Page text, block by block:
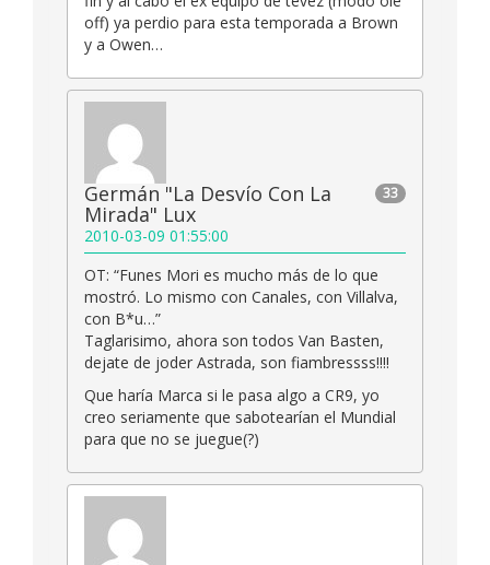
off) ya perdio para esta temporada a Brown
y a Owen…
33
Germán "La Desvío Con La
Mirada" Lux
2010-03-09 01:55:00
OT: “Funes Mori es mucho más de lo que
mostró. Lo mismo con Canales, con Villalva,
con B*u…”
Taglarisimo, ahora son todos Van Basten,
dejate de joder Astrada, son fiambressss!!!!
Que haría Marca si le pasa algo a CR9, yo
creo seriamente que sabotearían el Mundial
para que no se juegue(?)